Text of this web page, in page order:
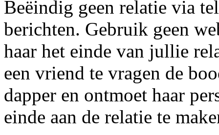
Beëindig geen relatie via
berichten. Gebruik geen
haar het einde van jullie
een vriend te vragen de
dapper en ontmoet haar
einde aan de relatie te